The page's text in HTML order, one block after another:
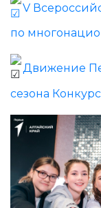
V
по
Движение
сезона